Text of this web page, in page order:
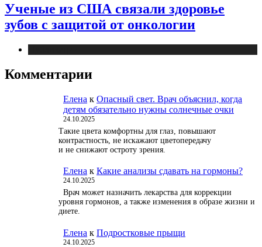
Ученые из США связали здоровье
зубов с защитой от онкологии
Комментарии
Елена к Опасный свет. Врач объяснил, когда
детям обязательно нужны солнечные очки
24.10.2025
Такие цвета комфортны для глаз, повышают
контрастность, не искажают цветопередачу
и не снижают остроту зрения.
Елена к Какие анализы сдавать на гормоны?
24.10.2025
Врач может назначить лекарства для коррекции
уровня гормонов, а также изменения в образе жизни и
диете.
Елена к Подростковые прыщи
24.10.2025